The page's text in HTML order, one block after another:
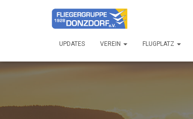
UPDATES VEREIN FLUGPLATZ